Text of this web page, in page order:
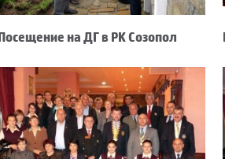
Посещение на ДГ в РК Созопол